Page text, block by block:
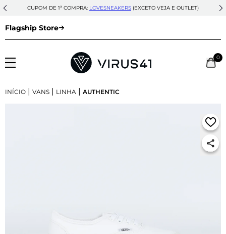
CUPOM DE 1ª COMPRA: LOVESNEAKERS (EXCETO VEJA E OUTLET)
Flagship Store
0
INÍCIO | VANS | LINHA | AUTHENTIC